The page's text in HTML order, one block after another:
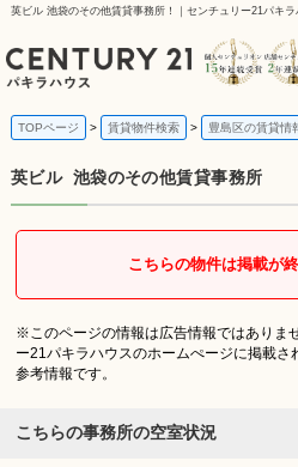
英ビル 池袋のその他賃貸事務所！｜センチュリー21パキラ
TOPページ 賃貸物件検索 豊島区の賃貸情
英ビル 池袋のその他賃貸事務所
こちらの物件は掲載が
※このページの情報は広告情報ではありま
ー21パキラハウスのホームぺージに掲載さ
参考情報です。
こちらの事務所の空室状況